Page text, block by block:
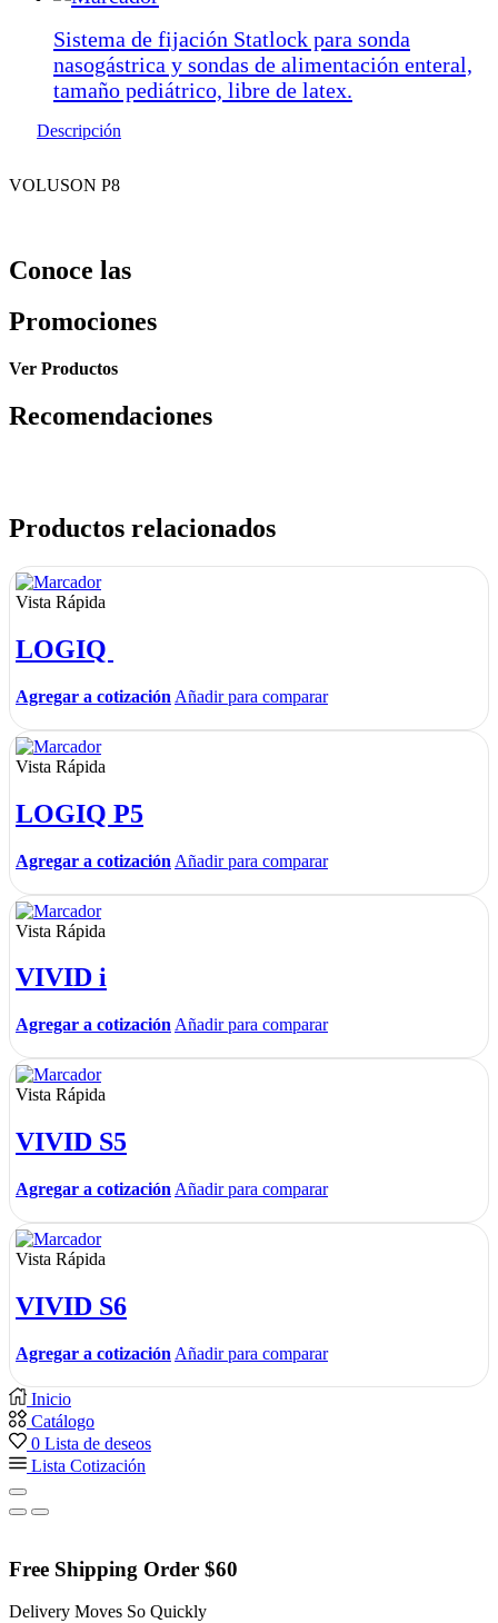
Sistema de fijación Statlock para sonda
nasogástrica y sondas de alimentación enteral,
tamaño pediátrico, libre de latex.
Descripción
VOLUSON P8
Conoce las
Promociones
Ver Productos
Recomendaciones
Productos relacionados
Vista Rápida
LOGIQ
Agregar a cotización Añadir para comparar
Vista Rápida
LOGIQ P5
Agregar a cotización Añadir para comparar
Vista Rápida
VIVID i
Agregar a cotización Añadir para comparar
Vista Rápida
VIVID S5
Agregar a cotización Añadir para comparar
Vista Rápida
VIVID S6
Agregar a cotización Añadir para comparar
Inicio
Catálogo
0 Lista de deseos
Lista Cotización
Free Shipping Order $60
Delivery Moves So Quickly